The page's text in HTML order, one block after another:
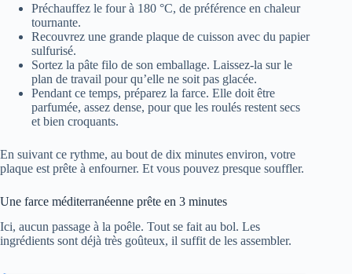
Préchauffez le four à 180 °C, de préférence en chaleur
tournante.
Recouvrez une grande plaque de cuisson avec du papier
sulfurisé.
Sortez la pâte filo de son emballage. Laissez-la sur le
plan de travail pour qu’elle ne soit pas glacée.
Pendant ce temps, préparez la farce. Elle doit être
parfumée, assez dense, pour que les roulés restent secs
et bien croquants.
En suivant ce rythme, au bout de dix minutes environ, votre
plaque est prête à enfourner. Et vous pouvez presque souffler.
Une farce méditerranéenne prête en 3 minutes
Ici, aucun passage à la poêle. Tout se fait au bol. Les
ingrédients sont déjà très goûteux, il suffit de les assembler.